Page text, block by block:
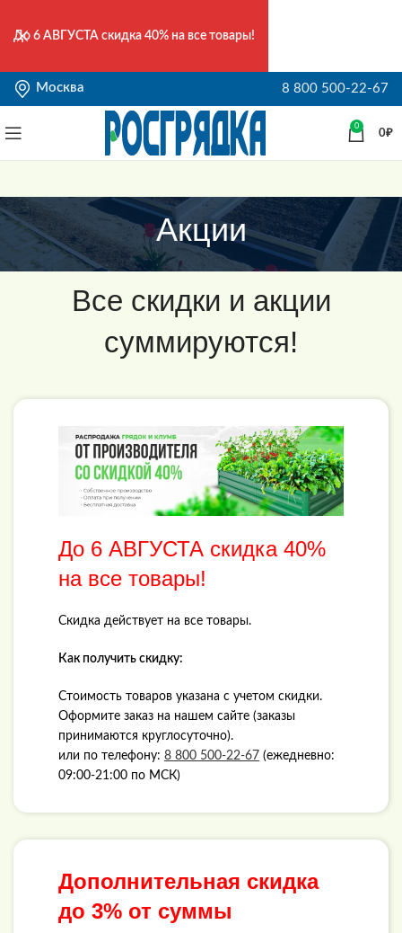
Москва 8 800 500-22-67
0
0₽
Акции
Все скидки и акции
суммируются!
До 6 АВГУСТА скидка 40%
на все товары!
Скидка действует на все товары.
Как получить скидку:
Стоимость товаров указана с учетом скидки.
Оформите заказ на нашем сайте (заказы
принимаются круглосуточно).
или по телефону: 8 800 500-22-67 (ежедневно:
09:00-21:00 по МСК)
Дополнительная скидка
до 3% от суммы
До 6 АВГУСТА скидка 40% на все товары!